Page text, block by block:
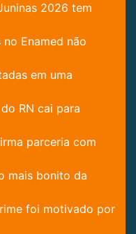
2026 tem
Enamed não
em uma
RN cai para
parceria com
mais bonito da
foi motivado por